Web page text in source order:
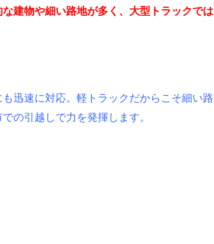
建物や細い路地が多く、大型トラックでは
迅速に対応。軽トラックだからこそ細い路
の引越しで力を発揮します。